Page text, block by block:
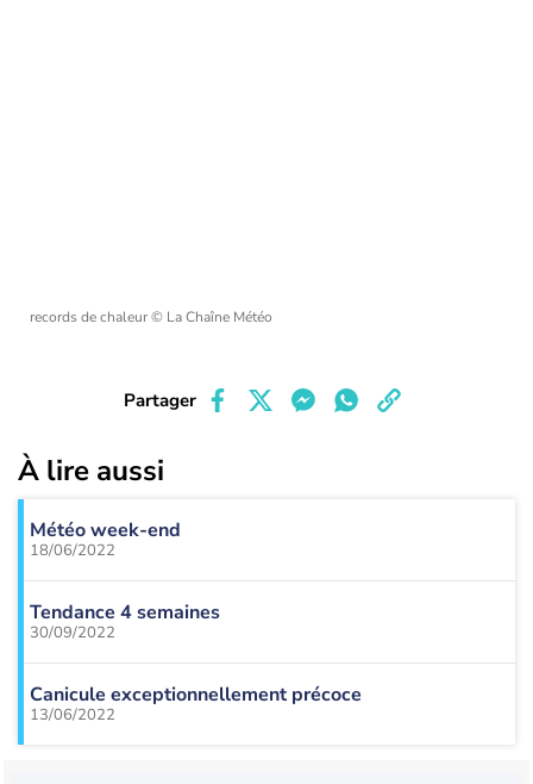
records de chaleur© La Chaîne Météo
Partager
À lire aussi
Météo week-end
18/06/2022
Tendance 4 semaines
30/09/2022
Canicule exceptionnellement précoce
13/06/2022